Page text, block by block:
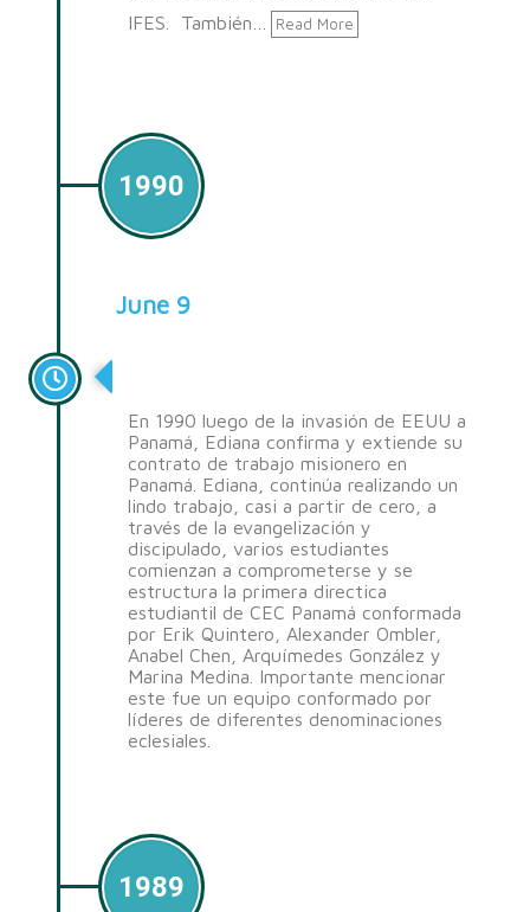
IFES. También…
Read More
1990
June 9
En 1990 luego de la invasión de EEUU a
Panamá, Ediana confirma y extiende su
contrato de trabajo misionero en
Panamá. Ediana, continúa realizando un
lindo trabajo, casi a partir de cero, a
través de la evangelización y
discipulado, varios estudiantes
comienzan a comprometerse y se
estructura la primera directica
estudiantil de CEC Panamá conformada
por Erik Quintero, Alexander Ombler,
Anabel Chen, Arquímedes González y
Marina Medina. Importante mencionar
este fue un equipo conformado por
líderes de diferentes denominaciones
eclesiales.
1989